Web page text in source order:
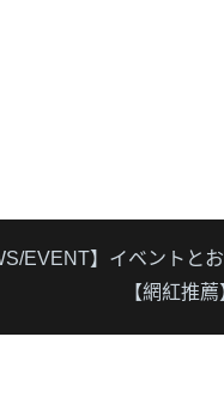
EVENT】イベントと
【網紅推